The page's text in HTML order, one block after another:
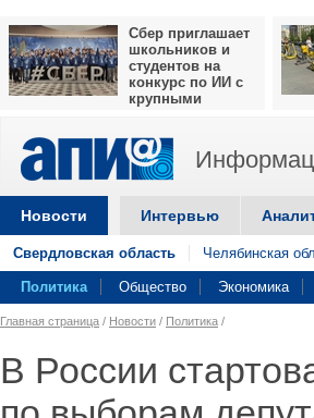
Сбер приглашает
школьников и
студентов на
конкурс по ИИ с
крупными
Новости Интервью
Свердловская область Челябинская
Политика Общество Экономика
Главная страница / Новости / Политика /
В России